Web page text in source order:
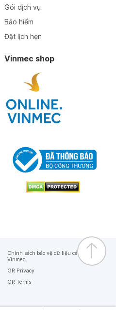
Gói dịch vụ
Bảo hiểm
Đặt lịch hẹn
Vinmec shop
Chính sách bảo vệ dữ liệu cá nhân của
Vinmec
GR Privacy
GR Terms